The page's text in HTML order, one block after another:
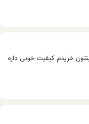
خریدم کیفیت خوبی داره